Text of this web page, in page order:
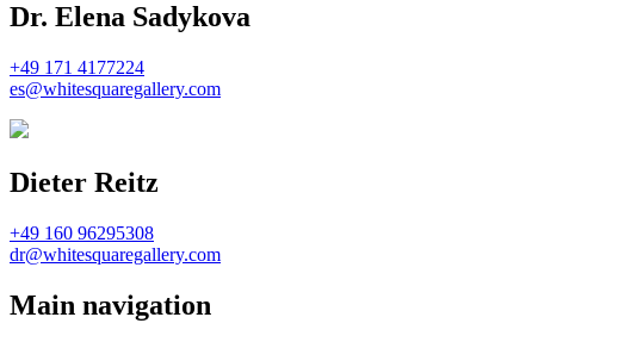
Dr. Elena Sadykova
+49 171 4177224
es@whitesquaregallery.com
Dieter Reitz
+49 160 96295308
dr@whitesquaregallery.com
Main navigation